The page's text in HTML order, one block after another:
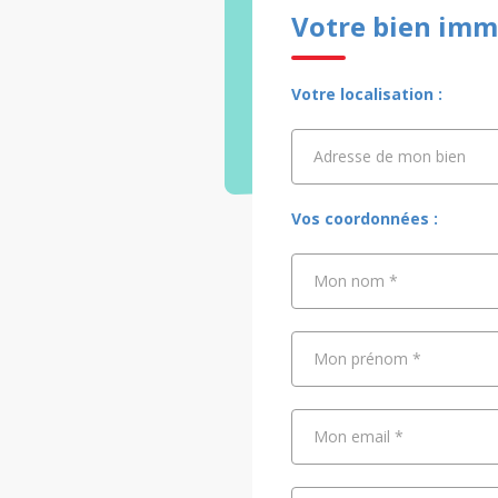
Votre bien
Votre localisation :
Adresse de mon bien
Adresse de mon bien
Vos coordonnées :
Mon nom *
Mon prénom *
Mon email *